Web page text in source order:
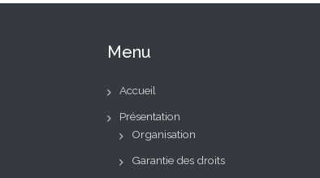
Menu
Accueil
Présentation
Organisation
Garantie des droits